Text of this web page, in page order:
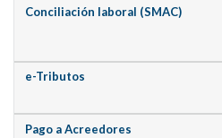
Conciliación laboral (SMAC)
e-Tributos
Pago a Acreedores